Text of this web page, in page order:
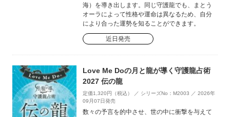
海）を導き出します。同じ守護龍でも、まとう
オーラによって性格や運命は異なるため、自分
により合った運勢を知ることができます。
近日発売
Love Me Doの月と龍が導く守護龍占術
2027 伝の龍
定価1,320円（税込） ／ シリーズNo：M2003 ／ 2026年
09月07日発売
数々の予言を的中させ、世の中に衝撃を与えて